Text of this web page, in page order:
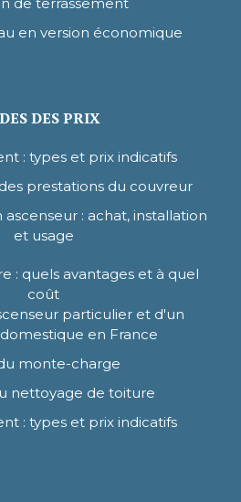
en version économique
DES PRIX
: types et prix indicatifs
prestations du couvreur
ascenseur : achat, installation
et usage
: quels avantages et à quel
coût
particulier et d'un
en France
monte-charge
nettoyage de toiture
: types et prix indicatifs